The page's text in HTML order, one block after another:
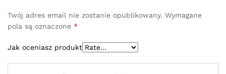
Twój adres email nie zostanie opublikowany. Wymagane
pola są oznaczone *
Jak oceniasz produkt